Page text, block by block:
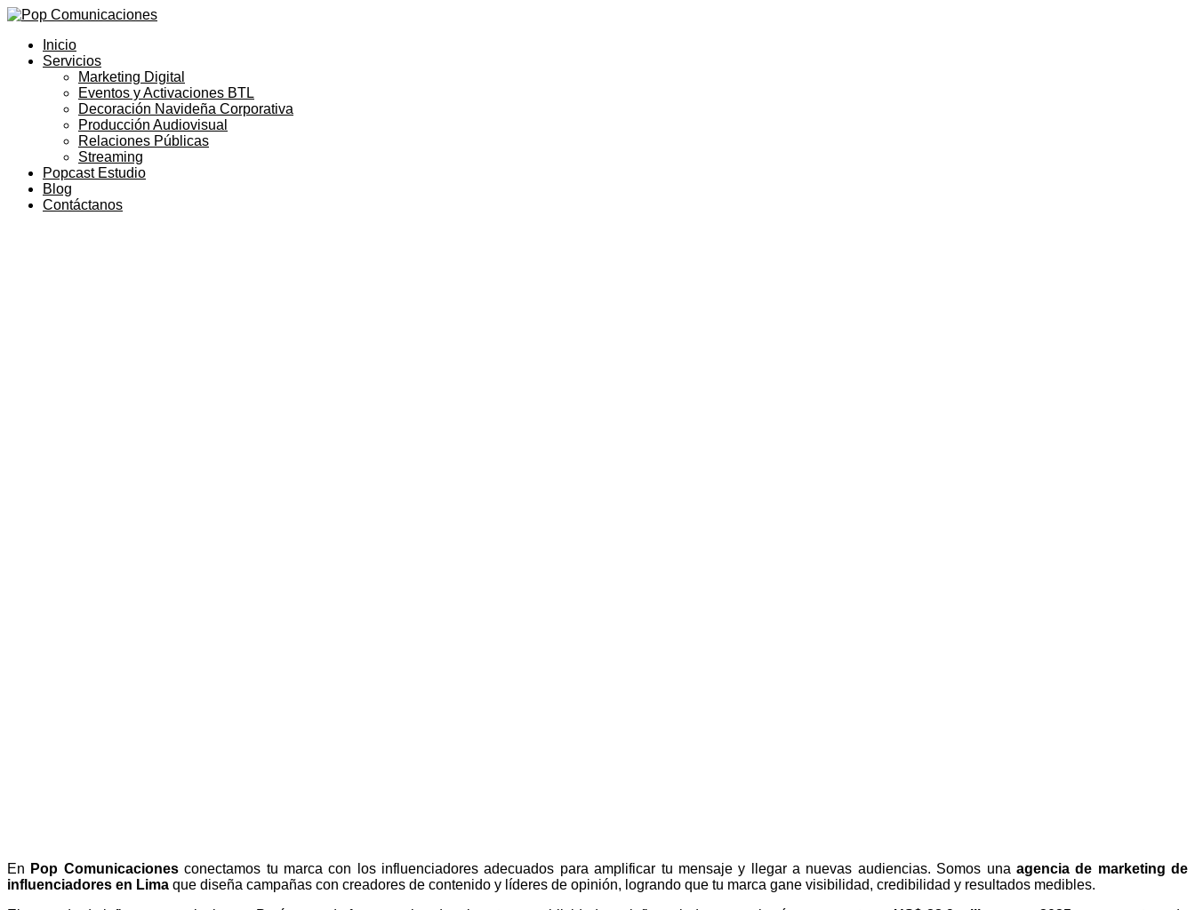
Inicio
Servicios
Marketing Digital
Eventos y Activaciones BTL
Decoración Navideña Corporativa
Producción Audiovisual
Relaciones Públicas
Streaming
Popcast Estudio
Blog
Contáctanos
En Pop Comunicacionesconectamos tu marca con los influenciadores adecuados para amplificar tu mensaje y llegar a nuevas audiencias. Somos una agencia de marketing de
influenciadores en Lima que diseña campañas con creadores de contenido y líderes de opinión, logrando que tu marca gane visibilidad, credibilidad y resultados medibles.